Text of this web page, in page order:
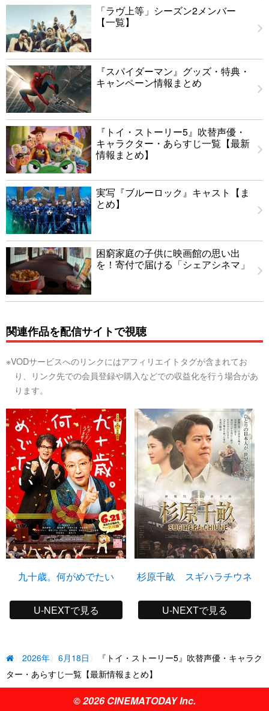
「ラヴ上等」シーズン2メンバー
【一覧】
『スパイダーマン』グッズ・特典・
キャンペーン情報まとめ
『トイ・ストーリー5』吹替声優・
キャラクター・あらすじ一覧【最新
情報まとめ】
実写『ブルーロック』キャスト【ま
とめ】
困窮家庭の子供に映画館の思い出
を！寄付で届ける「シェアシネマ」
関連作品を配信サイトで視聴
※VODサービスへのリンクにはアフィリエイトタグが含まれてお
り、リンク先での会員登録や購入などでの収益化を行う場合があ
ります。
九十歳。何がめでたい
U-NEXTで見る
杉原千畝 スギハラチウネ
U-NEXTで見る
2026年 6月18日
『トイ・ストーリー5』吹替声優・キャラク
ター・あらすじ一覧【最新情報まとめ】
© 2026 CINEMATODAY Inc.